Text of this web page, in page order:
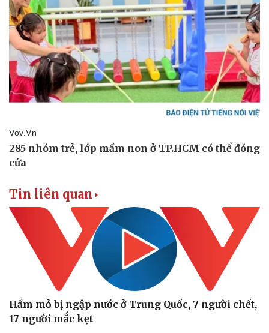
Thể thao
Bóng đá
Lịch thi đấu bóng đá
Thế giới thể thao
eSports
Hậu trường
Ô tô - Xe máy
Ô tô
Xe máy
Tư vấn
Tin liên quan
Hầm mỏ bị ngập nước ở Trung Quốc, 7 người chết,
17 người mắc kẹt